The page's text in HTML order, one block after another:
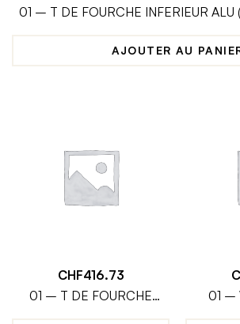
01 – T DE FOURCHE INFERIEUR ALU
AJOUTER AU
CHF416.73
01 – T DE FOURCHE
01 –